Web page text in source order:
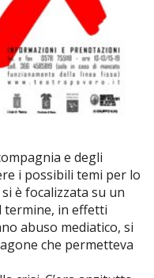
e degli
i possibili temi per lo
è focalizzata su un
termine, in effetti
abuso mediatico, si
che permetteva